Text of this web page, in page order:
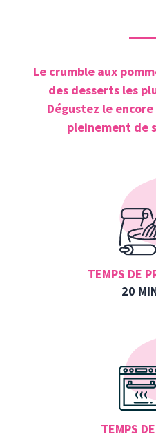
Le crumble aux
des desserts les
Dégustez le
pleinement de
TEMPS DE
20
TEMPS